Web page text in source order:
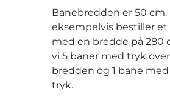
Banebredden er 50 cm.
eksempelvis bestiller
med en bredde på 280
vi 5 baner med tryk
bredden og 1 bane
tryk.